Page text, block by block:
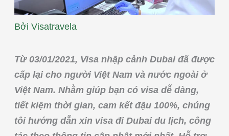
Bởi Visatravela
Từ 03/01/2021, Visa nhập cảnh Dubai đã được
cấp lại cho người Việt Nam và nước ngoài ở
Việt Nam. Nhằm giúp bạn có visa dễ dàng,
tiết kiệm thời gian, cam kết đậu 100%, chúng
tôi hướng dẫn xin visa đi Dubai du lịch, công